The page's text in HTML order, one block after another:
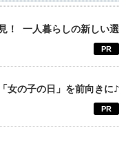
！ 一人暮らしの新しい選
PR
女の子の日」を前向きに♪
PR